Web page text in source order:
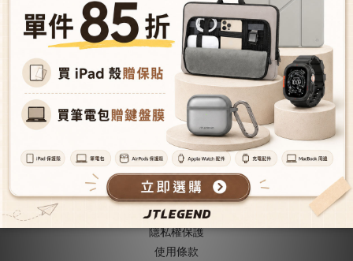
關於JTLEGEND
成為VIP會員
型號導覽
會員推薦機制
成為經銷商
授權經銷據點
人才招募
購物與配送
購物須知
隱私權保護
使用條款